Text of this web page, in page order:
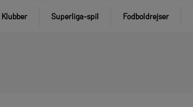
Klubber Superliga-spil Fodboldrejser